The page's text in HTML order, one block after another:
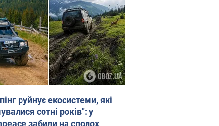
руйнує екосистеми, які
сотні років": у
забили на сполох